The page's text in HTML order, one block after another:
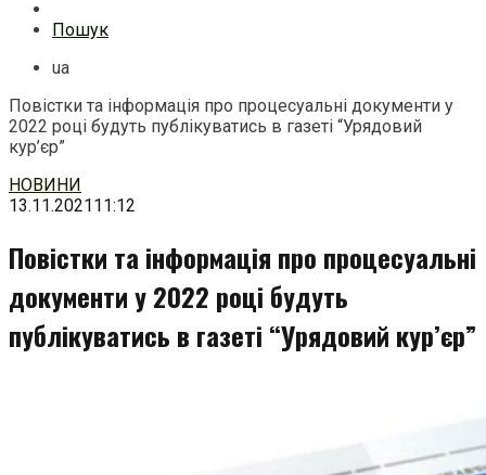
Пошук
ua
Повістки та інформація про процесуальні документи у
2022 році будуть публікуватись в газеті “Урядовий
кур’єр”
Перейти
до
НОВИНИ
13.11.202111:12
Повістки та інформація про процесуальні
документи у 2022 році будуть
публікуватись в газеті “Урядовий кур’єр”